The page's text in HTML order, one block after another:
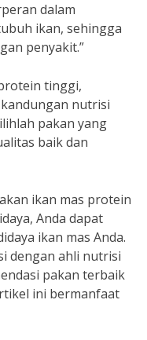
dalam
ikan, sehingga
penyakit.”
tinggi,
nutrisi
pakan yang
baik dan
ikan mas protein
Anda dapat
ikan mas Anda.
dengan ahli nutrisi
pakan terbaik
ini bermanfaat